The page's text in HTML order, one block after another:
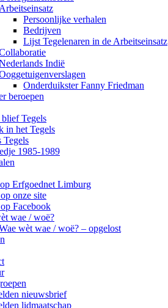
Arbeitseinsatz
Persoonlijke verhalen
Bedrijven
Lijst Tegelenaren in de Arbeitseinsatz
Indië
Onderduikster Fanny Friedman
beroepen
blief Tegels
in het Tegels
Tegels
1985-1989
Erfgoednet Limburg
onze site
op Facebook
wae / woë?
wèt wae / woë? – opgelost
nieuwsbrief
lidmaatschap